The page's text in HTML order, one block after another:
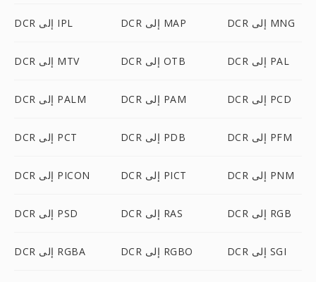
DCR إلى IPL DCR إلى MAP DCR إلى MNG
DCR إلى MTV DCR إلى OTB DCR إلى PAL
DCR إلى PALM DCR إلى PAM DCR إلى PCD
DCR إلى PCT DCR إلى PDB DCR إلى PFM
DCR إلى PICON DCR إلى PICT DCR إلى PNM
DCR إلى PSD DCR إلى RAS DCR إلى RGB
DCR إلى RGBA DCR إلى RGBO DCR إلى SGI